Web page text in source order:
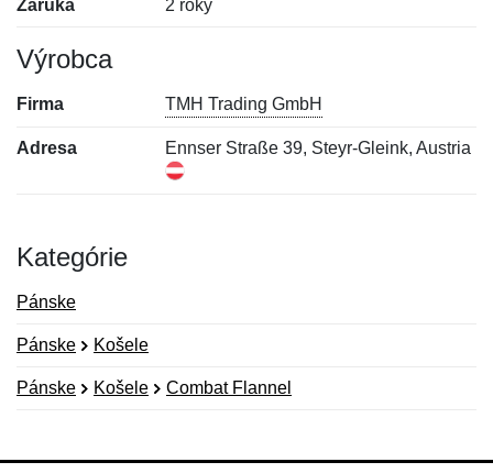
Záruka 2 roky
Výrobca
Firma TMH Trading GmbH
Adresa Ennser Straße 39, Steyr-Gleink, Austria
Kategórie
Pánske
Pánske Košele
Pánske Košele Combat Flannel